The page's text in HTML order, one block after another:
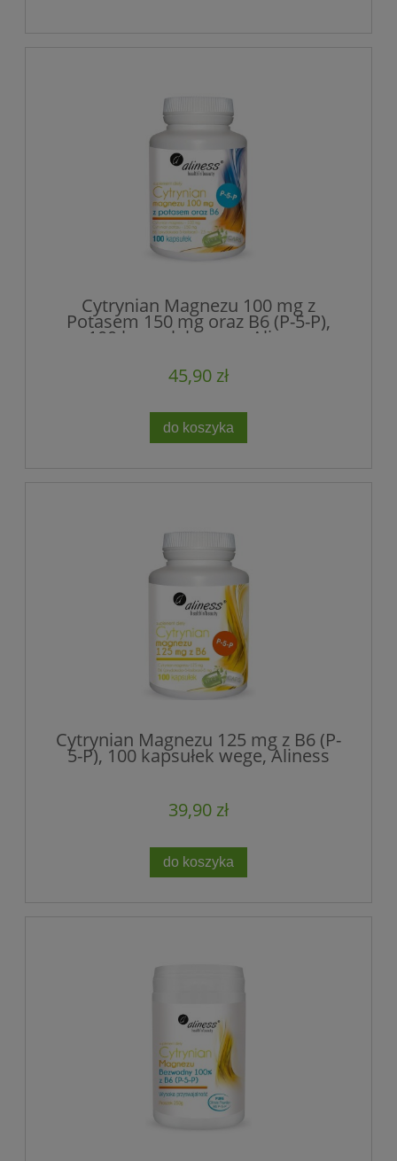
Cytrynian Magnezu 100 mg z
Potasem 150 mg oraz B6 (P-5-P),
100 kapsułek wege, Aliness
45,90 zł
do koszyka
Cytrynian Magnezu 125 mg z B6 (P-
5-P), 100 kapsułek wege, Aliness
39,90 zł
do koszyka